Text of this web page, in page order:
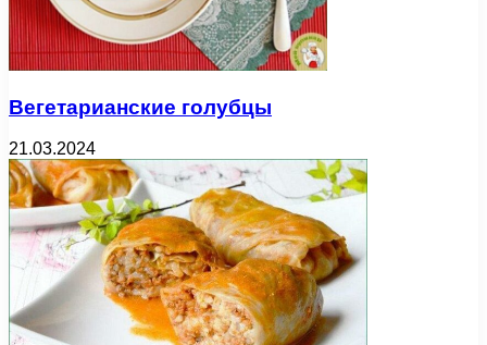
Вегетарианские голубцы
21.03.2024